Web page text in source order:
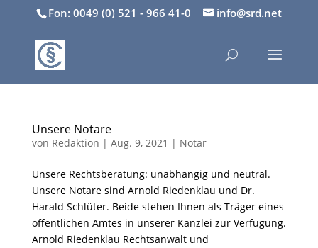
Fon: 0049 (0) 521 - 966 41-0 info@srd.net
Unsere Notare
von Redaktion | Aug. 9, 2021 | Notar
Unsere Rechtsberatung: unabhängig und neutral.
Unsere Notare sind Arnold Riedenklau und Dr.
Harald Schlüter. Beide stehen Ihnen als Träger eines
öffentlichen Amtes in unserer Kanzlei zur Verfügung.
Arnold Riedenklau Rechtsanwalt und